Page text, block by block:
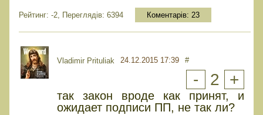
Рейтинг: -2, Переглядів: 6394 Коментарів: 23
Vladimir Prituliak 24.12.2015 17:39 #
- 2 +
так закон вроде как принят, и
ожидает подписи ПП, не так ли?